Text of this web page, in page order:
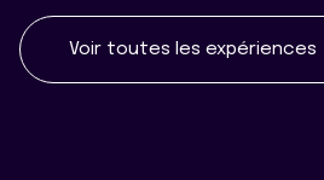
Voir toutes les expériences